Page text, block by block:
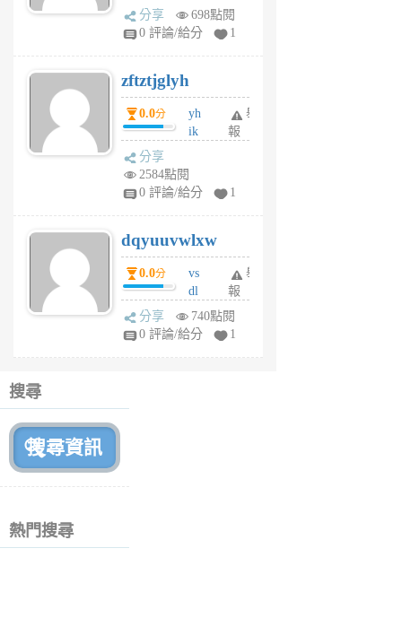
rh
pe
月
前
分享
698點閱
0 評論/給分
1
zftztjglyh
0.0分
yh
ik
tu
6
個
月
前
舉
報
分享
2584點閱
0 評論/給分
1
dqyuuvwlxw
0.0分
vs
dl
sq
fy
舉
報
分享
740點閱
0 評論/給分
1
搜尋
熱門搜尋